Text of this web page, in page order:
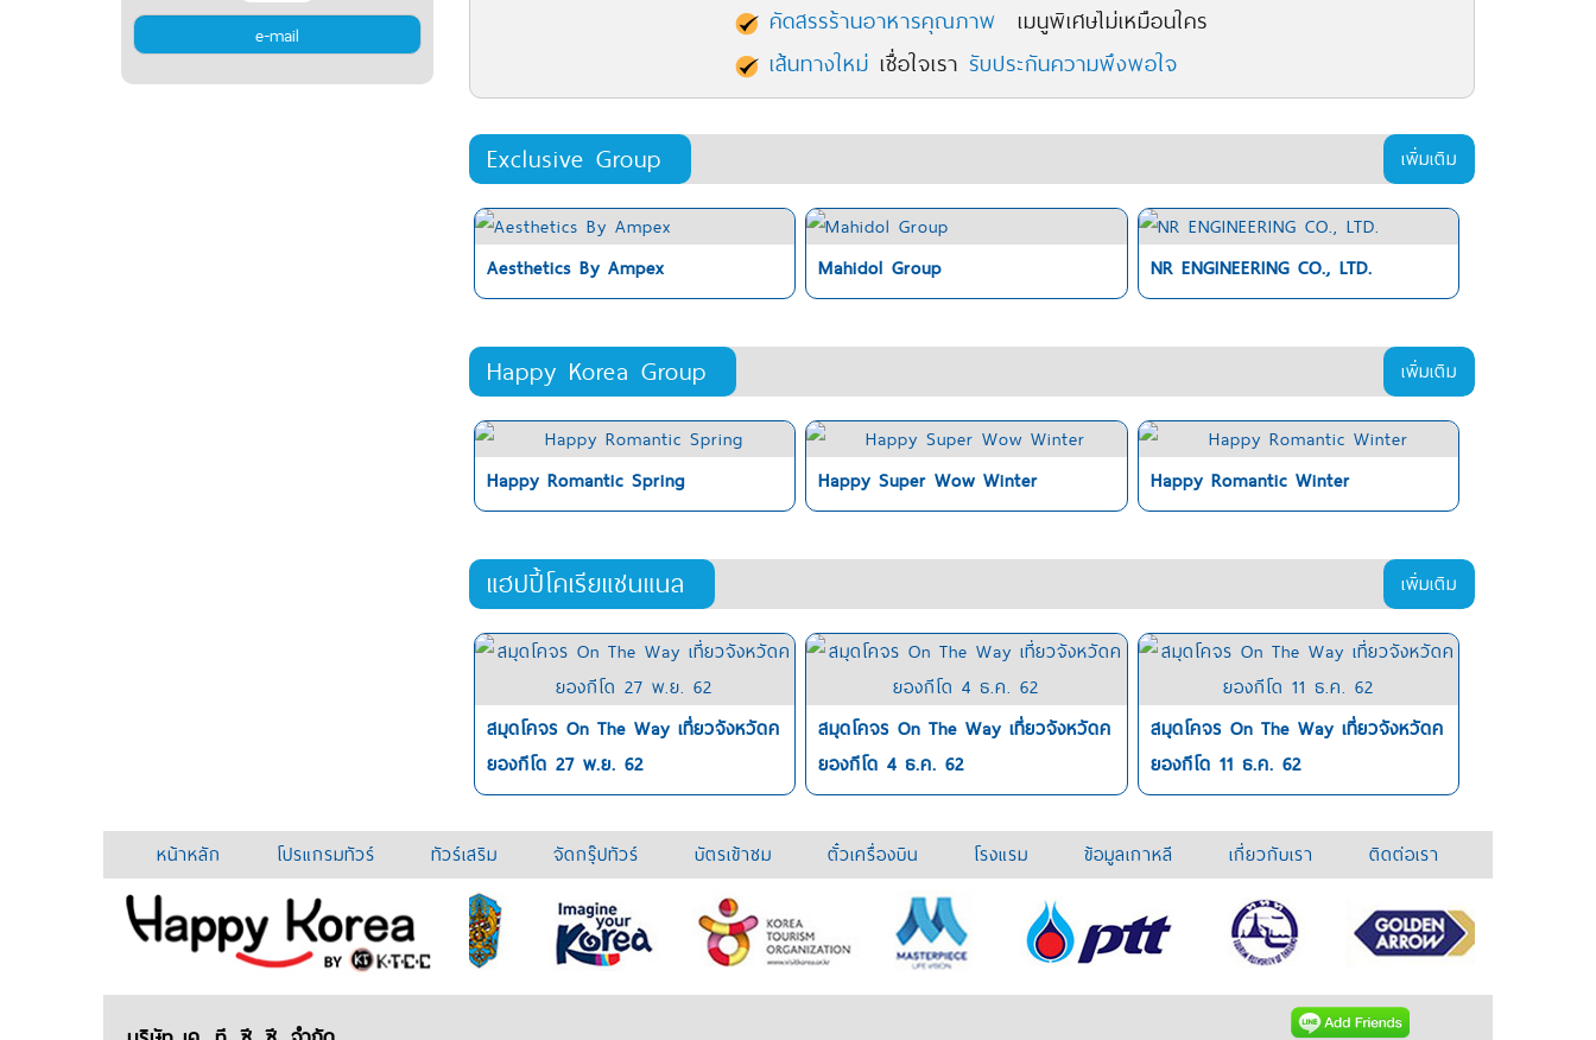
คัดสรรร้านอาหารคุณภาพ เมนูพิเศษไม่เหมือนใคร
เส้นทางใหม่ เชื่อใจเรา รับประกันความพึงพอใจ
Exclusive Group เพิ่มเติม
Aesthetics By Ampex Mahidol Group NR ENGINEERING CO., LTD.
Happy Korea Group เพิ่มเติม
Happy Romantic Spring Happy Super Wow Winter Happy Romantic Winter
แฮปปี้โคเรียแชนแนล เพิ่มเติม
สมุดโคจร On The Way เที่ยวจังหวัดค
ยองกีโด 27 พ.ย. 62
สมุดโคจร On The Way เที่ยวจังหวัดค
ยองกีโด 4 ธ.ค. 62
สมุดโคจร On The Way เที่ยวจังหวัดค
ยองกีโด 11 ธ.ค. 62
หน้าหลัก โปรแกรมทัวร์ ทัวร์เสริม จัดกรุ๊ปทัวร์ บัตรเข้าชม ตั๋วเครื่องบิน โรงแรม ข้อมูลเกาหลี เกี่ยวกับเรา ติดต่อเรา